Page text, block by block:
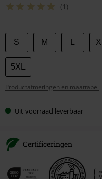
(1)
Kies
je
maat
S M XL
5XL
Productafmetingen en maattabel
Uit voorraad leverbaar
Certificeringen